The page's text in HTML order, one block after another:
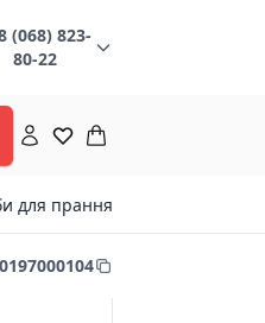
(068) 823-
80-22
для прання